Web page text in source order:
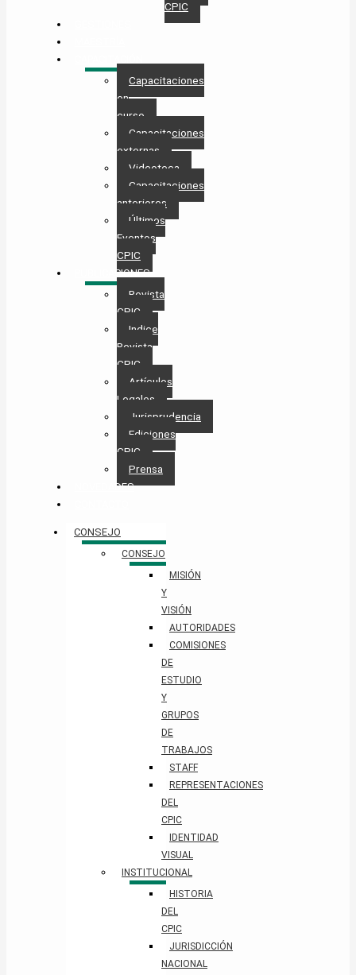
CPIC
Capacitaciones
en
curso
Capacitaciones
externas
Videoteca
Capacitaciones
anteriores
Últimos
Eventos
CPIC
PUBLICACIONES
Revista
CPIC
Indice
Revista
CPIC
Artículos
Legales
Jurisprudencia
Ediciones
CPIC
Prensa
NOVEDADES
CONSEJO
CONSEJO
MISIÓN
Y
VISIÓN
AUTORIDADES
COMISIONES
DE
ESTUDIO
Y
GRUPOS
DE
TRABAJOS
STAFF
REPRESENTACIONES
DEL
CPIC
IDENTIDAD
VISUAL
INSTITUCIONAL
HISTORIA
DEL
CPIC
JURISDICCIÓN
NACIONAL